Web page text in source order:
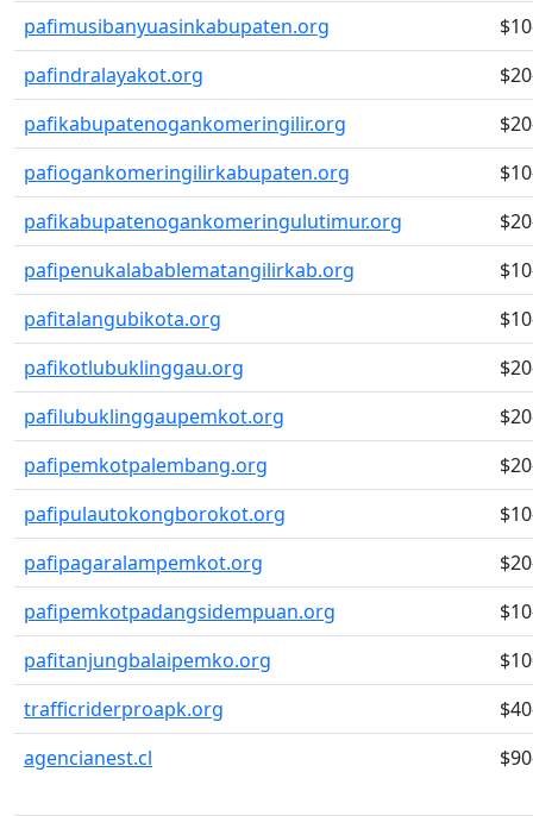
pafimusibanyuasinkabupaten.org
pafindralayakot.org
pafikabupatenogankomeringilir.org
pafiogankomeringilirkabupaten.org
pafikabupatenogankomeringulutimur.org
pafipenukalabablematangilirkab.org
pafitalangubikota.org
pafikotlubuklinggau.org
pafilubuklinggaupemkot.org
pafipemkotpalembang.org
pafipulautokongborokot.org
pafipagaralampemkot.org
pafipemkotpadangsidempuan.org
pafitanjungbalaipemko.org
trafficriderproapk.org
agencianest.cl